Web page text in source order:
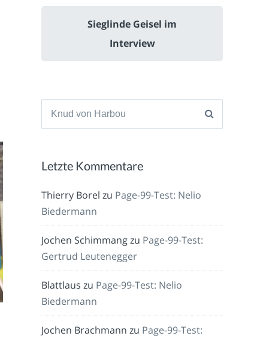
Sieglinde Geisel im
Interview
Suche
Letzte Kommentare
Thierry Borel zu Page-99-Test: Nelio
Biedermann
Jochen Schimmangzu Page-99-Test:
Gertrud Leutenegger
Blattlaus zu Page-99-Test: Nelio
Biedermann
Jochen Brachmann zu Page-99-Test: